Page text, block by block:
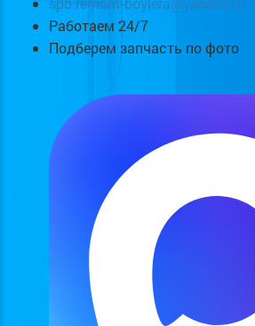
Работаем 24/7
Подберем запчасть по фото